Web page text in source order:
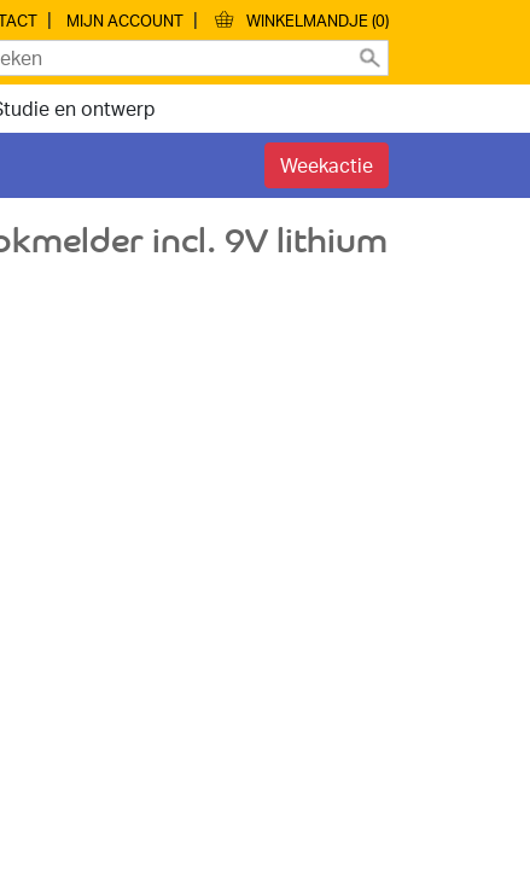
| MIJN ACCOUNT | WINKELMANDJE (0)
en ontwerp
Weekactie
incl. 9V lithium